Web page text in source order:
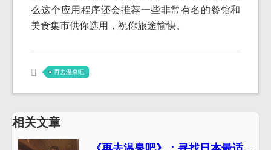
么这个应用程序还会推荐一些非常有名的餐馆和
美食集市供你选用，祝你旅途愉快。
再去温泉吧
相关文章